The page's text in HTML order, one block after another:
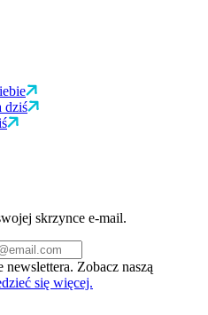
dziś
skrzynce e-mail.
Zobacz naszą
się więcej.